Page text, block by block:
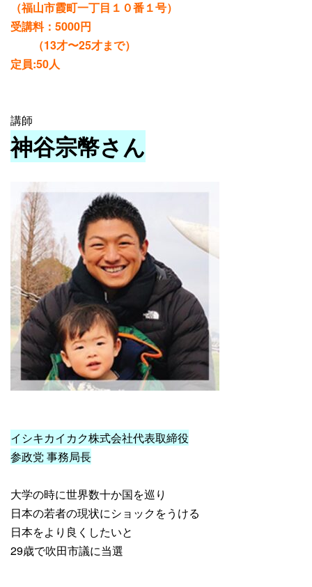
（福山市霞町一丁目１０番１号）
受講料：5000円
（13才〜25才まで）
定員:50人
講師
神谷宗幣さん
イシキカイカク株式会社代表取締役
参政党 事務局長
大学の時に世界数十か国を巡り
日本の若者の現状にショックをうける
日本をより良くしたいと
29歳で吹田市議に当選